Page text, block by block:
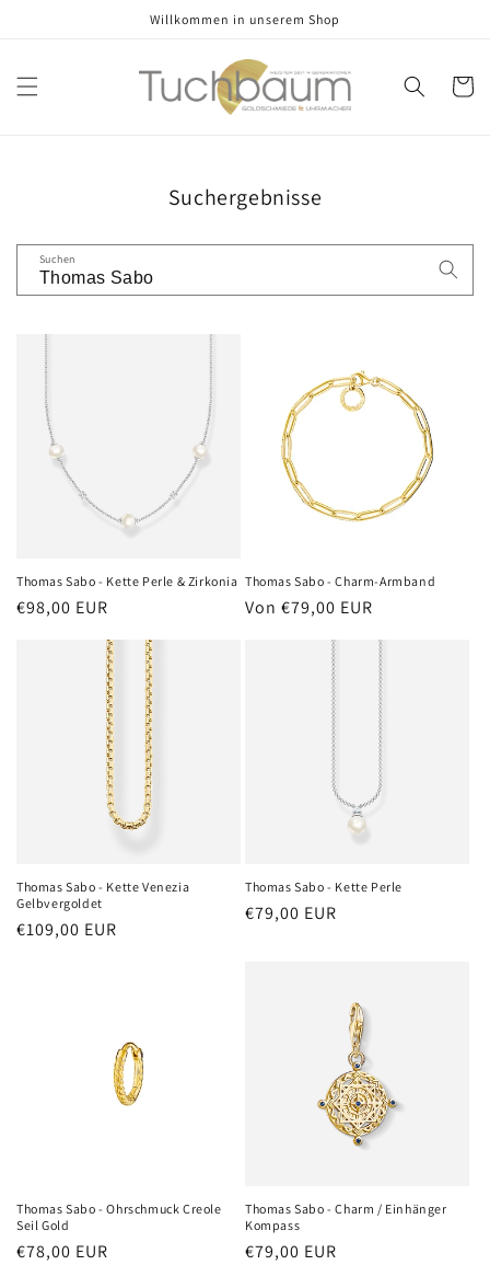
Willkommen in unserem Shop
Suchergebnisse
Suchen
Thomas Sabo - Kette Perle & Zirkonia
Normaler
€98,00 EUR
Thomas Sabo - Charm-Armband
Normaler
Von €79,00 EUR
Thomas Sabo - Kette Venezia
Gelbvergoldet
Normaler
€109,00 EUR
Thomas Sabo - Kette Perle
Normaler
€79,00 EUR
Thomas Sabo - Ohrschmuck Creole
Seil Gold
Normaler
€78,00 EUR
Thomas Sabo - Charm / Einhänger
Kompass
Normaler
€79,00 EUR